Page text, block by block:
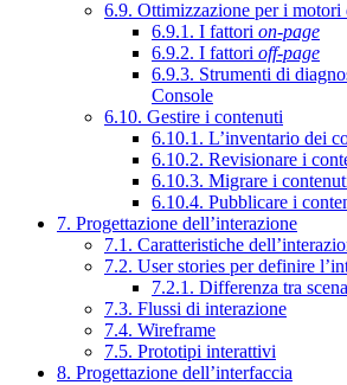
6.9. Ottimizzazione per i motori
6.9.1. I fattori on-page
6.9.2. I fattori off-page
6.9.3. Strumenti di
Console
6.10. Gestire i contenuti
6.10.1. L’inventario dei
6.10.2. Revisionare i
6.10.3. Migrare i
6.10.4. Pubblicare i
7. Progettazione dell’interazione
7.1. Caratteristiche
7.2. User stories per definire
7.2.1. Differenza tra
7.3. Flussi di interazione
7.4. Wireframe
7.5. Prototipi interattivi
8. Progettazione dell’interfaccia